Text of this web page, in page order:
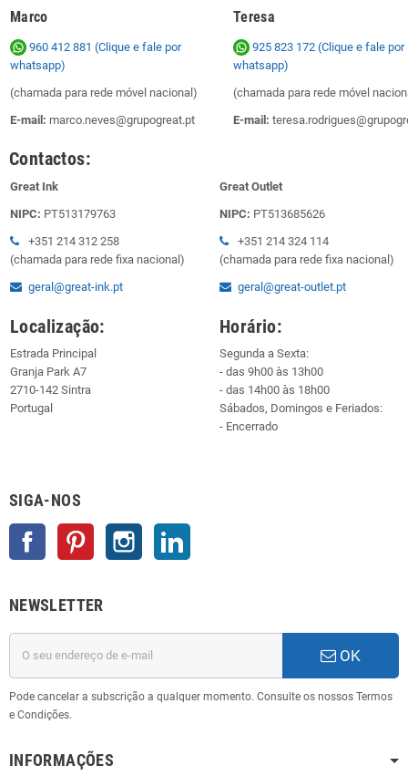
Marco Teresa
960 412 881 (Clique e fale por
whatsapp)
(chamada para rede móvel nacional)
E-mail: marco.neves@grupogreat.pt
925 823 172 (Clique e fale por
whatsapp)
(chamada para rede móvel
E-mail:
Contactos:
Great Ink
NIPC: PT513179763
+351 214 312 258
(chamada para rede fixa nacional)
geral@great-ink.pt
Great Outlet
NIPC: PT513685626
+351 214 324 114
(chamada para rede fixa nacional)
geral@great-outlet.pt
Localização:
Estrada Principal
Granja Park A7
2710-142 Sintra
Portugal
Horário:
Segunda a Sexta:
- das 9h00 às 13h00
- das 14h00 às 18h00
Sábados, Domingos e Feriados:
- Encerrado
SIGA-NOS
Facebook Pinterest Instagram
NEWSLETTER
OK
Pode cancelar a subscrição a qualquer momento. Consulte os nossos Termos
e Condições.
INFORMAÇÕES